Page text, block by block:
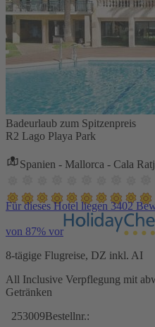
Badeurlaub zum Spitzenpreis
R2 Lago Playa Park
Spanien - Mallorca - Cala
Für dieses Hotel liegen 3402
von 87% vor
8-tägige Flugreise, DZ inkl. AI
All Inclusive Verpflegung mit
Getränken
253009Bestellnr.: